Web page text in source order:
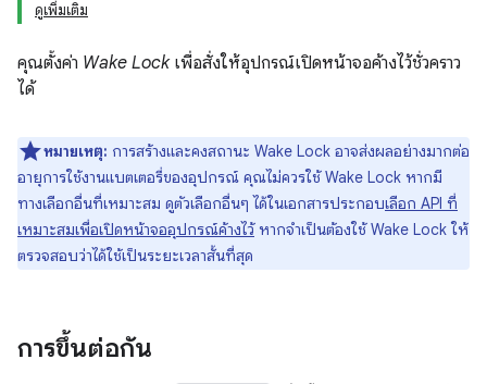
ดูเพิ่มเติม
คุณตั้งค่า Wake Lockเพื่อสั่งให้อุปกรณ์เปิดหน้าจอค้างไว้ชั่วคราว
ได้
หมายเหตุ: การสร้างและคงสถานะ Wake Lock อาจส่งผลอย่างมากต่อ
อายุการใช้งานแบตเตอรี่ของอุปกรณ์ คุณไม่ควรใช้ Wake Lock หากมี
ทางเลือกอื่นที่เหมาะสม ดูตัวเลือกอื่นๆ ได้ในเอกสารประกอบเลือก API ที่
เหมาะสมเพื่อเปิดหน้าจออุปกรณ์ค้างไว้หากจำเป็นต้องใช้ Wake Lock ให้
ตรวจสอบว่าได้ใช้เป็นระยะเวลาสั้นที่สุด
การขึ้นต่อกัน